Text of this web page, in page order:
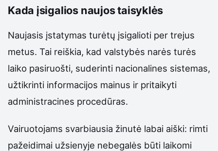
Kada įsigalios naujos taisyklės
Naujasis įstatymas turėtų įsigalioti per trejus
metus. Tai reiškia, kad valstybės narės turės
laiko pasiruošti, suderinti nacionalines sistemas,
užtikrinti informacijos mainus ir pritaikyti
administracines procedūras.
Vairuotojams svarbiausia žinutė labai aiški: rimti
pažeidimai užsienyje nebegalės būti laikomi